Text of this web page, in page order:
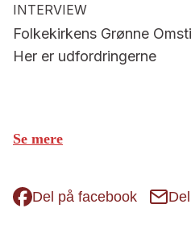
INTERVIEW
Folkekirkens Grønne
Her er udfordringerne
Se mere
Del på facebook